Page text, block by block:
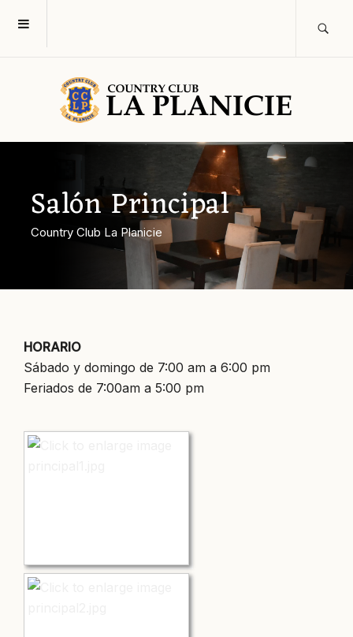
Salón Principal
Country Club La Planicie
HORARIO
Sábado y domingo de 7:00 am a 6:00 pm
Feriados de 7:00am a 5:00 pm